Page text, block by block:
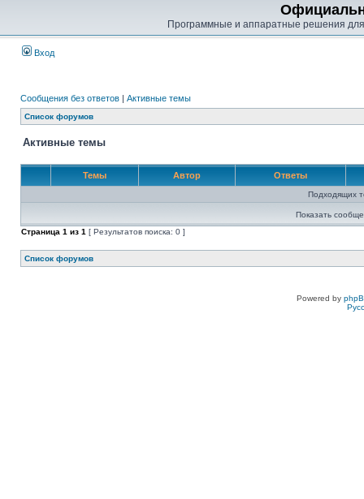
Программные и аппаратные решения
Вход
Сообщения без ответов | Активные темы
Список форумов
Активные темы
Темы Автор Ответы
Подходящих
Показать
Страница 1 из 1 [ Результатов поиска: 0 ]
Список форумов
Powered by